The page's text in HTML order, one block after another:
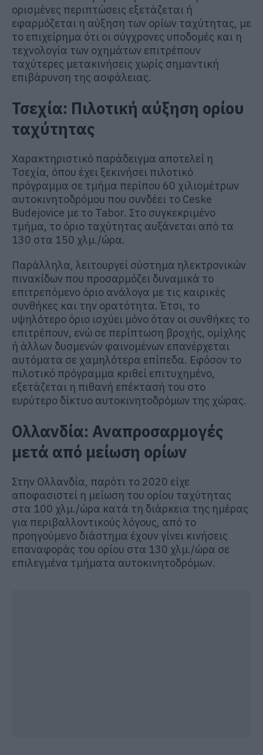
ορισμένες περιπτώσεις εξετάζεται ή
εφαρμόζεται η αύξηση των ορίων ταχύτητας, με
το επιχείρημα ότι οι σύγχρονες υποδομές και η
τεχνολογία των οχημάτων επιτρέπουν
ταχύτερες μετακινήσεις χωρίς σημαντική
επιβάρυνση της ασφάλειας.
Τσεχία: Πιλοτική αύξηση ορίου
ταχύτητας
Χαρακτηριστικό παράδειγμα αποτελεί η
Τσεχία, όπου έχει ξεκινήσει πιλοτικό
πρόγραμμα σε τμήμα περίπου 60 χιλιομέτρων
αυτοκινητοδρόμου που συνδέει το Ceske
Budejovice με το Tabor. Στο συγκεκριμένο
τμήμα, το όριο ταχύτητας αυξάνεται από τα
130 στα 150 χλμ./ώρα.
Παράλληλα, λειτουργεί σύστημα ηλεκτρονικών
πινακίδων που προσαρμόζει δυναμικά το
επιτρεπόμενο όριο ανάλογα με τις καιρικές
συνθήκες και την ορατότητα. Έτσι, το
υψηλότερο όριο ισχύει μόνο όταν οι συνθήκες το
επιτρέπουν, ενώ σε περίπτωση βροχής, ομίχλης
ή άλλων δυσμενών φαινομένων επανέρχεται
αυτόματα σε χαμηλότερα επίπεδα. Εφόσον το
πιλοτικό πρόγραμμα κριθεί επιτυχημένο,
εξετάζεται η πιθανή επέκτασή του στο
ευρύτερο δίκτυο αυτοκινητοδρόμων της χώρας.
Ολλανδία: Αναπροσαρμογές
μετά από μείωση ορίων
Στην Ολλανδία, παρότι το 2020 είχε
αποφασιστεί η μείωση του ορίου ταχύτητας
στα 100 χλμ./ώρα κατά τη διάρκεια της ημέρας
για περιβαλλοντικούς λόγους, από το
προηγούμενο διάστημα έχουν γίνει κινήσεις
επαναφοράς του ορίου στα 130 χλμ./ώρα σε
επιλεγμένα τμήματα αυτοκινητοδρόμων.